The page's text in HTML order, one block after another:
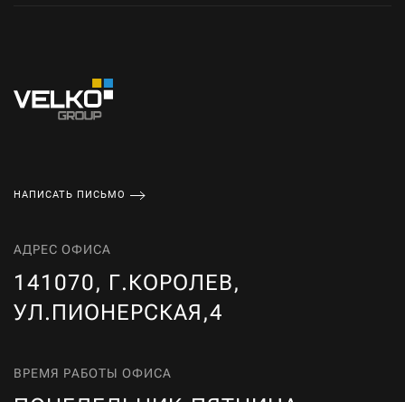
НАПИСАТЬ ПИСЬМО
АДРЕС ОФИСА
141070, Г.КОРОЛЕВ,
УЛ.ПИОНЕРСКАЯ,4
ВРЕМЯ РАБОТЫ ОФИСА